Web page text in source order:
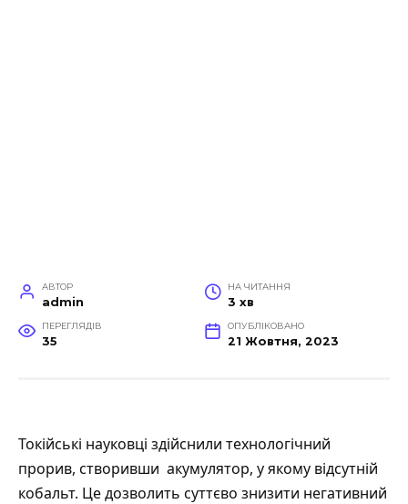
АВТОР
admin
НА ЧИТАННЯ
3 хв
ПЕРЕГЛЯДІВ
35
ОПУБЛІКОВАНО
21 Жовтня, 2023
Токійські науковці здійснили технологічний
прорив, створивши акумулятор, у якому відсутній
кобальт. Це дозволить суттєво знизити негативний